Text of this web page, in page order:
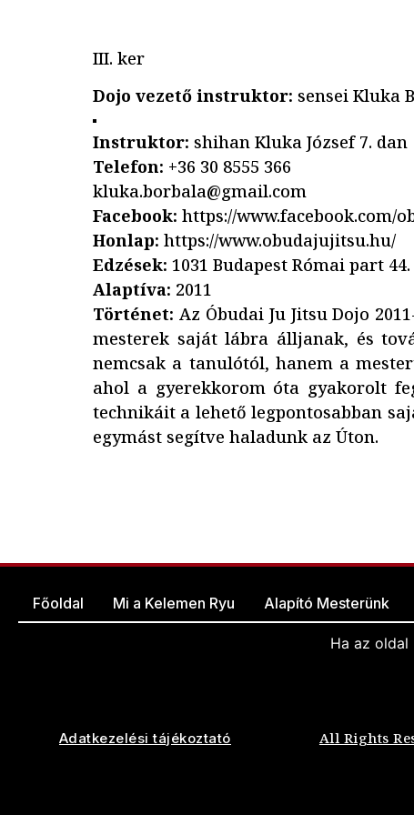
III. ker
Dojo vezető instruktor: sensei Kluka
Instruktor: shihan Kluka József 7. dan
Telefon: +36 30 8555 366
kluka.borbala@gmail.com
Facebook: https://www.facebook.com/
Honlap: https://www.obudajujitsu.hu/
Edzések: 1031 Budapest Római part
Alaptíva: 2011
Történet: Az Óbudai Ju Jitsu Dojo
mesterek saját lábra álljanak, és
nemcsak a tanulótól, hanem a
ahol a gyerekkorom óta gyakorolt
technikáit a lehető legpontosabban
egymást segítve haladunk az Úton.
Főoldal Mi a Kelemen Ryu Alapító Mesterünk
Ha az oldal
Adatkezelési tájékoztató All Rights